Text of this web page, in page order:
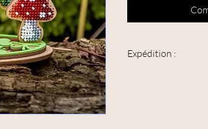
Expédition :